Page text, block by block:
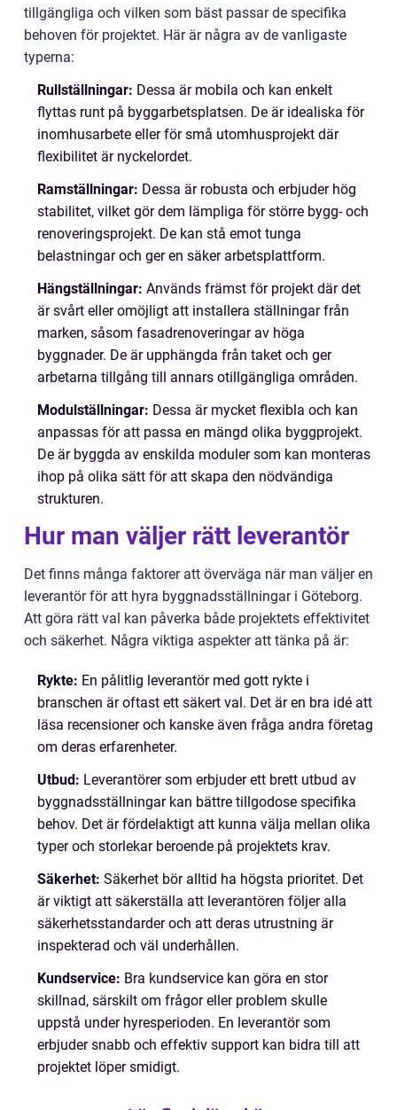
tillgängliga och vilken som bäst passar de specifika
behoven för projektet. Här är några av de vanligaste
typerna:
Rullställningar: Dessa är mobila och kan enkelt
flyttas runt på byggarbetsplatsen. De är idealiska för
inomhusarbete eller för små utomhusprojekt där
flexibilitet är nyckelordet.
Ramställningar: Dessa är robusta och erbjuder hög
stabilitet, vilket gör dem lämpliga för större bygg- och
renoveringsprojekt. De kan stå emot tunga
belastningar och ger en säker arbetsplattform.
Hängställningar: Används främst för projekt där det
är svårt eller omöjligt att installera ställningar från
marken, såsom fasadrenoveringar av höga
byggnader. De är upphängda från taket och ger
arbetarna tillgång till annars otillgängliga områden.
Modulställningar: Dessa är mycket flexibla och kan
anpassas för att passa en mängd olika byggprojekt.
De är byggda av enskilda moduler som kan monteras
ihop på olika sätt för att skapa den nödvändiga
strukturen.
Hur man väljer rätt leverantör
Det finns många faktorer att överväga när man väljer en
leverantör för att hyra byggnadsställningar i Göteborg.
Att göra rätt val kan påverka både projektets effektivitet
och säkerhet. Några viktiga aspekter att tänka på är:
Rykte: En pålitlig leverantör med gott rykte i
branschen är oftast ett säkert val. Det är en bra idé att
läsa recensioner och kanske även fråga andra företag
om deras erfarenheter.
Utbud: Leverantörer som erbjuder ett brett utbud av
byggnadsställningar kan bättre tillgodose specifika
behov. Det är fördelaktigt att kunna välja mellan olika
typer och storlekar beroende på projektets krav.
Säkerhet: Säkerhet bör alltid ha högsta prioritet. Det
är viktigt att säkerställa att leverantören följer alla
säkerhetsstandarder och att deras utrustning är
inspekterad och väl underhållen.
Kundservice: Bra kundservice kan göra en stor
skillnad, särskilt om frågor eller problem skulle
uppstå under hyresperioden. En leverantör som
erbjuder snabb och effektiv support kan bidra till att
projektet löper smidigt.